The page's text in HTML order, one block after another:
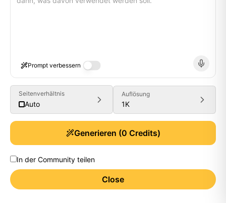
Prompt verbessern
Seitenverhältnis
Auto
Auflösung
1K
Generieren (0 Credits)
In der Community teilen
Close
Generate